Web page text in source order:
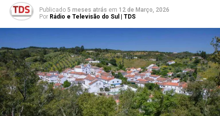
Publicado 5 meses atrás em 12 de Março, 2026
Por Rádio e Televisão do Sul | TDS